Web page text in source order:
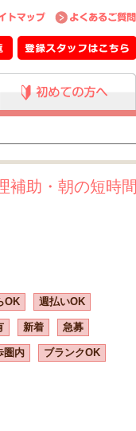
補助・朝の短時間
OK 週払いOK
新着 急募
圏内 ブランクOK